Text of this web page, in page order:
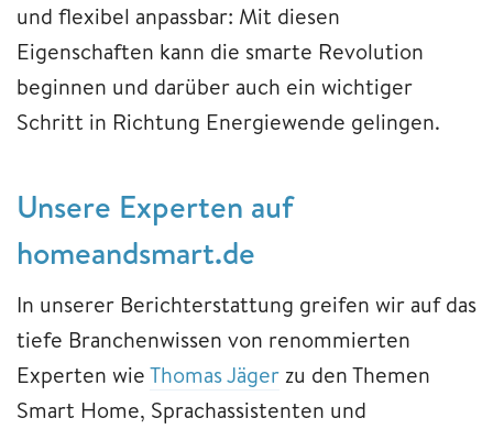
und flexibel anpassbar: Mit diesen
Eigenschaften kann die smarte Revolution
beginnen und darüber auch ein wichtiger
Schritt in Richtung Energiewende gelingen.
Unsere Experten auf
homeandsmart.de
In unserer Berichterstattung greifen wir auf das
tiefe Branchenwissen von renommierten
Experten wieThomas Jägerzu den Themen
Smart Home, Sprachassistenten und